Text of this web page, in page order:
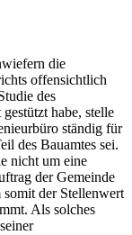
die
offensichtlich
des
habe, stelle
ständig für
des Bauamtes sei.
nicht um eine
der Gemeinde
der Stellenwert
Als solches